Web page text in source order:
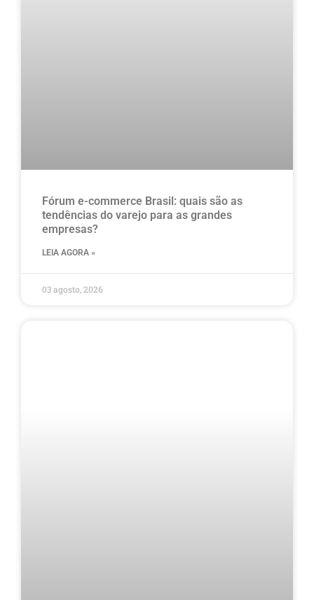
Fórum e-commerce Brasil: quais são as
tendências do varejo para as grandes
empresas?
LEIA AGORA »
03 agosto, 2026